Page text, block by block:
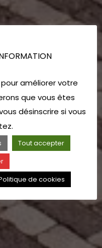
améliorer votre
que vous êtes
désinscrire si vous
Tout accepter
de cookies